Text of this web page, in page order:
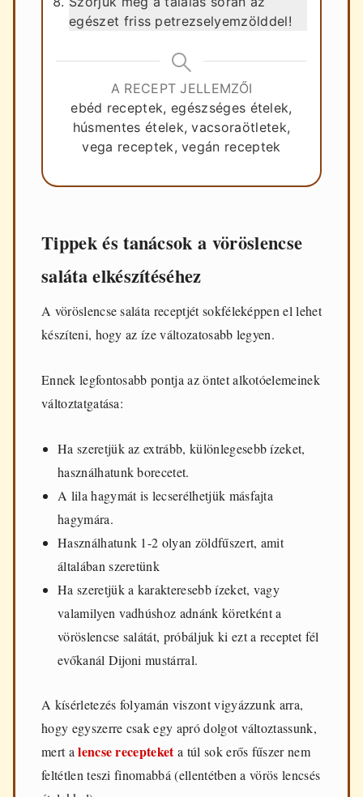
egészet friss petrezselyemzölddel!
A RECEPT JELLEMZŐI
ebéd receptek, egészséges ételek,
húsmentes ételek, vacsoraötletek,
vega receptek, vegán receptek
Tippek és tanácsok a vöröslencse
saláta elkészítéséhez
A vöröslencse saláta receptjét sokféleképpen el lehet
készíteni, hogy az íze változatosabb legyen.
Ennek legfontosabb pontja az öntet alkotóelemeinek
változtatgatása:
Ha szeretjük az extrább, különlegesebb ízeket,
használhatunk borecetet.
A lila hagymát is lecserélhetjük másfajta
hagymára.
Használhatunk 1-2 olyan zöldfűszert, amit
általában szeretünk
Ha szeretjük a karakteresebb ízeket, vagy
valamilyen vadhúshoz adnánk köretként a
vöröslencse salátát, próbáljuk ki ezt a receptet fél
evőkanál Dijoni mustárral.
A kísérletezés folyamán viszont vigyázzunk arra,
hogy egyszerre csak egy apró dolgot változtassunk,
mert alencse recepteketa túl sok erős fűszer nem
feltétlen teszi finomabbá (ellentétben a vörös lencsés